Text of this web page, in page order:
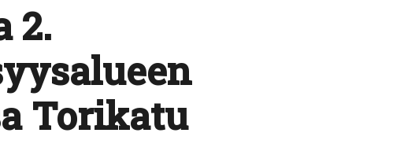
2.
Torikatu